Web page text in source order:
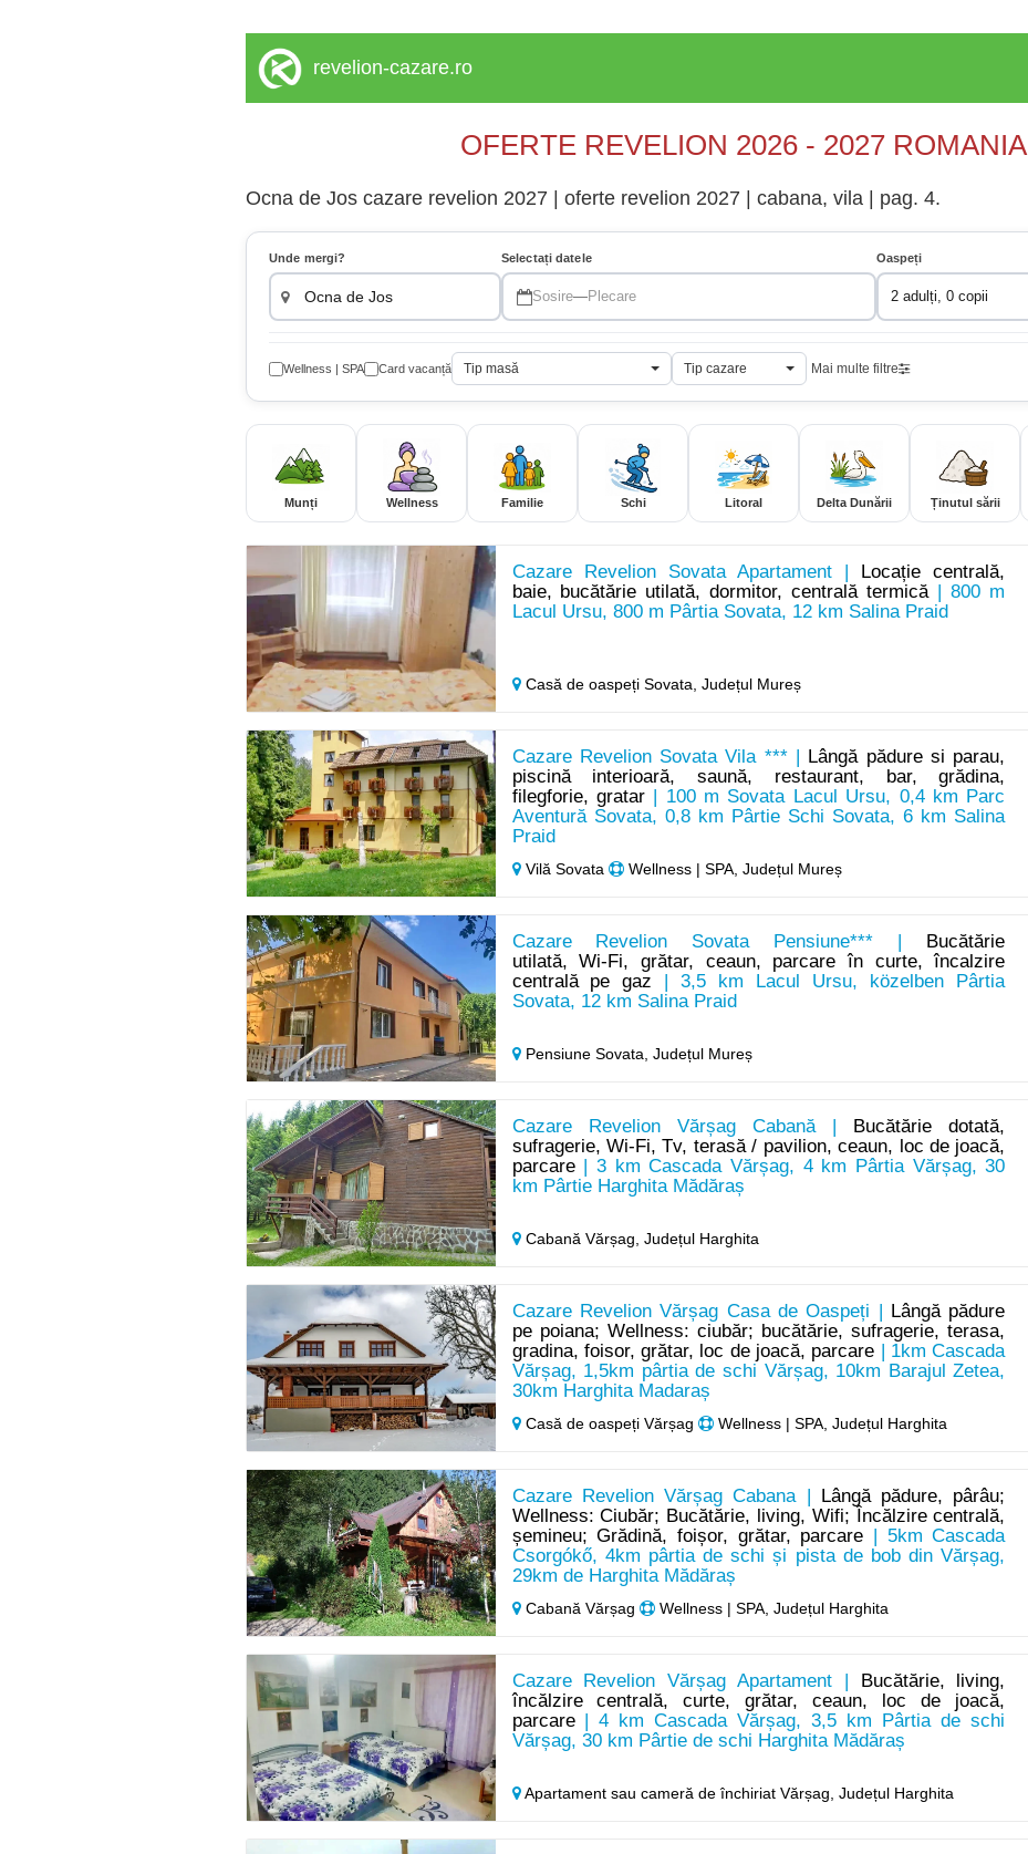
revelion-cazare.ro
OFERTE REVELION 2026 - 2027 ROMANIA
Ocna de Jos cazare revelion 2027 | oferte revelion 2027 | cabana, vila | pag. 4.
Unde mergi? Selectați datele
Sosire—Plecare
Oaspeți
2 adulți, 0 copii
Wellness | SPA Card vacanță Tip masă Tip cazare Mai multe filtre
Munți Wellness Familie Schi Litoral Delta Dunării Ținutul sării
Cazare Revelion Sovata Apartament |
Locație centrală,
baie, bucătărie utilată, dormitor, centrală termică| 800 m
Lacul Ursu, 800 m Pârtia Sovata, 12 km Salina Praid
Casă de oaspeți Sovata, Județul Mureș
Cazare Revelion Sovata Vila *** |
Lângă pădure si parau,
piscină interioară, saună, restaurant, bar, grădina,
filegforie, gratar| 100 m Sovata Lacul Ursu, 0,4 km Parc
Aventură Sovata, 0,8 km Pârtie Schi Sovata, 6 km Salina
Praid
Vilă Sovata Wellness | SPA, Județul Mureș
Cazare Revelion Sovata Pensiune*** |
Bucătărie
utilată, Wi-Fi, grătar, ceaun, parcare în curte, încalzire
centrală pe gaz | 3,5 km Lacul Ursu, közelben Pârtia
Sovata, 12 km Salina Praid
Pensiune Sovata, Județul Mureș
Cazare Revelion Vărșag Cabană |
Bucătărie dotată,
sufragerie, Wi-Fi, Tv, terasă / pavilion, ceaun, loc de joacă,
parcare| 3 km Cascada Vărșag, 4 km Pârtia Vărșag, 30
km Pârtie Harghita Mădăraș
Cabană Vărșag, Județul Harghita
Cazare Revelion Vărșag Casa de Oaspeți |
Lângă pădure
pe poiana; Wellness: ciubăr; bucătărie, sufragerie, terasa,
gradina, foisor, grătar, loc de joacă, parcare | 1km Cascada
Vărșag, 1,5km pârtia de schi Vărșag, 10km Barajul Zetea,
30km Harghita Madaraș
Casă de oaspeți Vărșag Wellness | SPA, Județul Harghita
Cazare Revelion Vărșag Cabana |
Lângă pădure, pârâu;
Wellness: Ciubăr; Bucătărie, living, Wifi; Încălzire centrală,
șemineu; Grădină, foișor, grătar, parcare | 5km Cascada
Csorgókő, 4km pârtia de schi și pista de bob din Vărșag,
29km de Harghita Mădăraș
Cabană Vărșag Wellness | SPA, Județul Harghita
Cazare Revelion Vărșag Apartament |
Bucătărie, living,
încălzire centrală, curte, grătar, ceaun, loc de joacă,
parcare| 4 km Cascada Vărșag, 3,5 km Pârtia de schi
Vărșag, 30 km Pârtie de schi Harghita Mădăraș
Apartament sau cameră de închiriat Vărșag, Județul Harghita